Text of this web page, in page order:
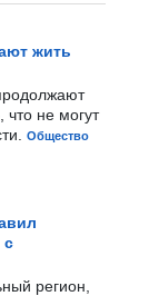
жить
не могут
Общество
с
регион,